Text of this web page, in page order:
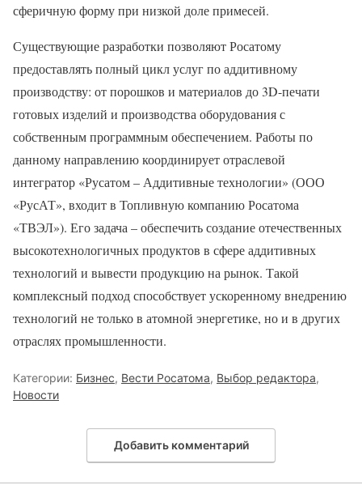
сферичную форму при низкой доле примесей.
Существующие разработки позволяют Росатому
предоставлять полный цикл услуг по аддитивному
производству: от порошков и материалов до 3D-печати
готовых изделий и производства оборудования с
собственным программным обеспечением. Работы по
данному направлению координирует отраслевой
интегратор «Русатом – Аддитивные технологии» (ООО
«РусАТ», входит в Топливную компанию Росатома
«ТВЭЛ»). Его задача – обеспечить создание отечественных
высокотехнологичных продуктов в сфере аддитивных
технологий и вывести продукцию на рынок. Такой
комплексный подход способствует ускоренному внедрению
технологий не только в атомной энергетике, но и в других
отраслях промышленности.
Категории: Бизнес, Вести Росатома, Выбор редактора,
Новости
Добавить комментарий